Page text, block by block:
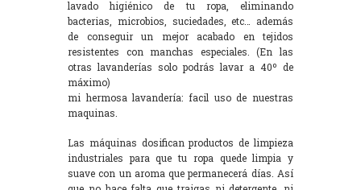
lavado higiénico de tu ropa, eliminando
bacterias, microbios, suciedades, etc… además
de conseguir un mejor acabado en tejidos
resistentes con manchas especiales. (En las
otras lavanderías solo podrás lavar a 40º de
máximo)
mi hermosa lavandería: facil uso de nuestras
maquinas.
Las máquinas dosifican productos de limpieza
industriales para que tu ropa quede limpia y
suave con un aroma que permanecerá días. Así